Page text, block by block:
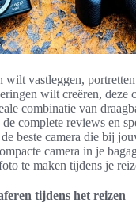
wilt vastleggen,
wilt creëren, deze
combinatie van
complete reviews en
de beste camera die bij
camera in je
te maken tijdens je
tijdens het reizen